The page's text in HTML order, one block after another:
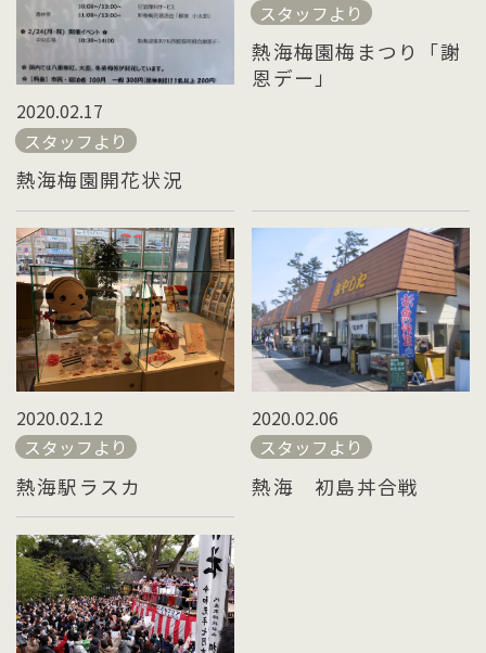
2020.02.17
スタッフより
熱海梅園開花状況
スタッフより
熱海梅園梅まつり「謝
恩デー」
2020.02.12
スタッフより
熱海駅ラスカ
2020.02.06
スタッフより
熱海 初島丼合戦